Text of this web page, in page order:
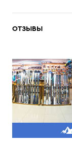
ОТЗЫВЫ